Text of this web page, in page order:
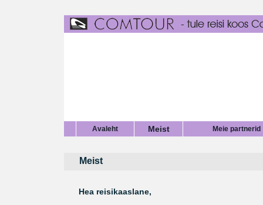
Avaleht Meist Meie partnerid
Meist
Hea reisikaaslane,